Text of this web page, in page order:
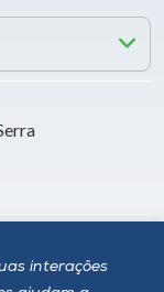
interações